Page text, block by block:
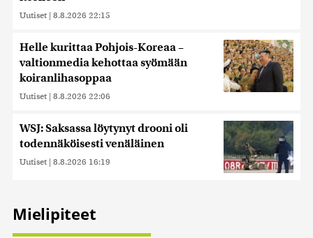
Uutiset | 8.8.2026 22:15
Helle kurittaa Pohjois-Koreaa –
valtionmedia kehottaa syömään
koiranlihasoppaa
Uutiset | 8.8.2026 22:06
WSJ: Saksassa löytynyt drooni oli
todennäköisesti venäläinen
Uutiset | 8.8.2026 16:19
Mielipiteet